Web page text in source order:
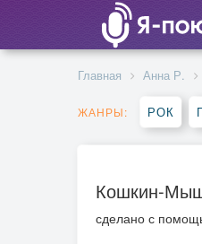
Главная Анна Р.
ЖАНРЫ: РОК
Кошкин-
сделано с